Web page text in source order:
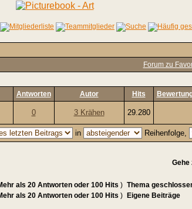
Forum zu
Antworten Autor Hits
0 3 Krähen 29.280
in Reihenfolge,
Gehe
als 20 Antworten oder 100 Hits ) Thema
als 20 Antworten oder 100 Hits ) Eigene Beiträge